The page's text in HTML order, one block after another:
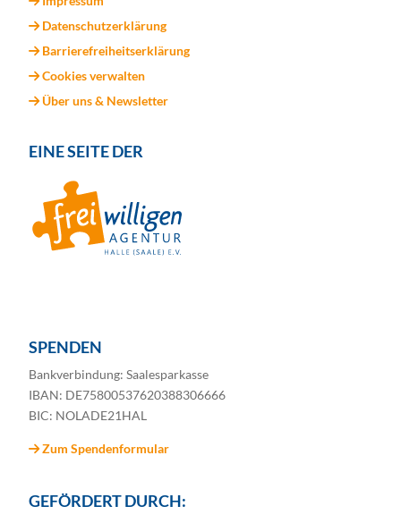
Datenschutzerklärung
Barrierefreiheitserklärung
Cookies verwalten
Über uns & Newsletter
EINE SEITE DER
SPENDEN
Bankverbindung: Saalesparkasse
IBAN: DE75800537620388306666
BIC: NOLADE21HAL
Zum Spendenformular
GEFÖRDERT DURCH: